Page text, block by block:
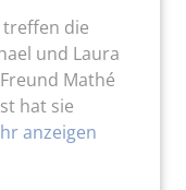
die
und Laura
Mathé
hat sie
anzeigen